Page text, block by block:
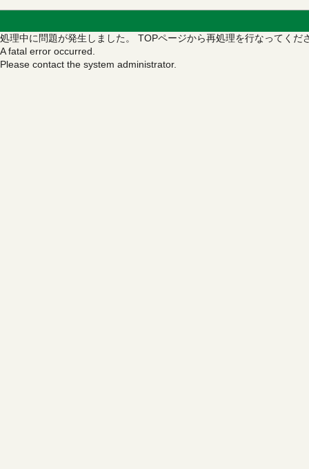
処理中に問題が発生しました。 TOPページから再処理を行なってくだ
A fatal error occurred.
Please contact the system administrator.